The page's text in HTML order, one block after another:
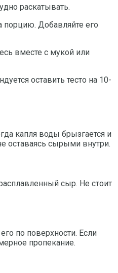
раскатывать.
порцию. Добавляйте его
вместе с мукой или
оставить тесто на 10-
капля воды брызгается и
оставаясь сырыми внутри.
сыр. Не стоит
по поверхности. Если
пропекание.